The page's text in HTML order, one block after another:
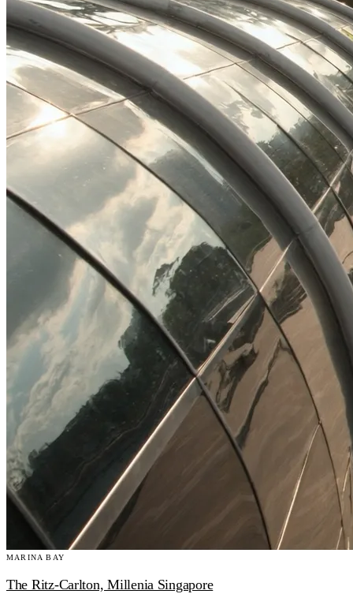
MARINA BAY
The Ritz-Carlton, Millenia Singapore